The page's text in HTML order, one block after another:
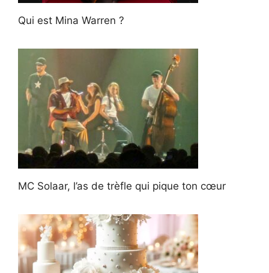
Qui est Mina Warren ?
MC Solaar, l’as de trèfle qui pique ton cœur